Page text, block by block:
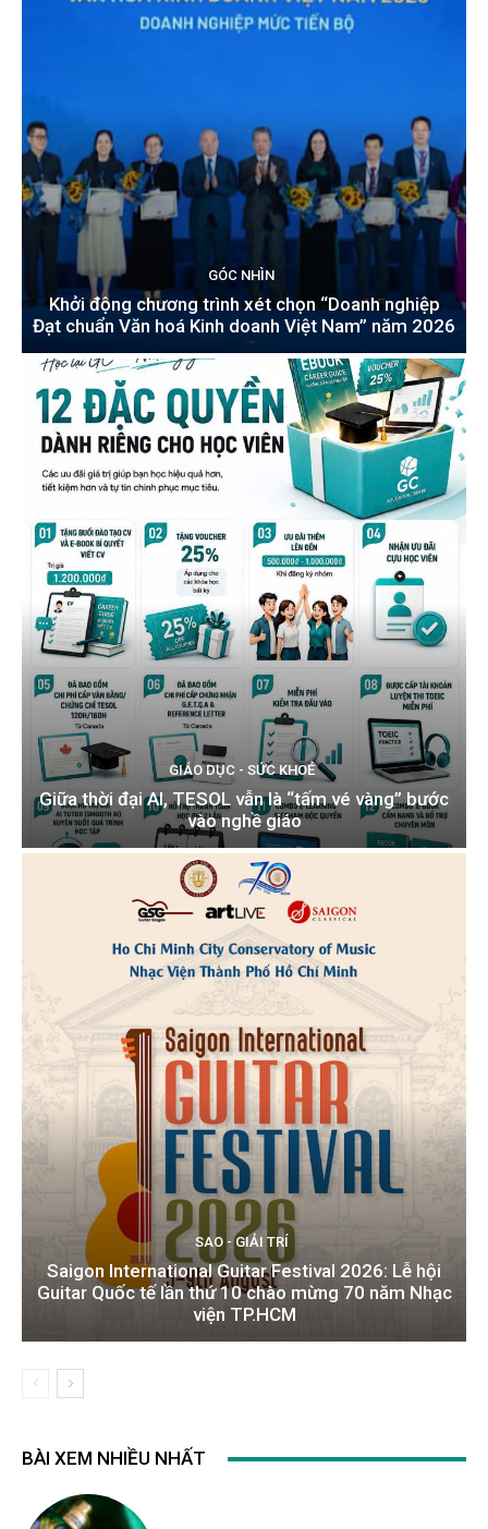
GÓC NHÌN
Khởi động chương trình xét chọn “Doanh nghiệp
Đạt chuẩn Văn hoá Kinh doanh Việt Nam” năm 2026
GIÁO DỤC - SỨC KHOẺ
Giữa thời đại AI, TESOL vẫn là “tấm vé vàng” bước
vào nghề giáo
SAO - GIẢI TRÍ
Saigon International Guitar Festival 2026: Lễ hội
Guitar Quốc tế lần thứ 10 chào mừng 70 năm Nhạc
viện TP.HCM
BÀI XEM NHIỀU NHẤT